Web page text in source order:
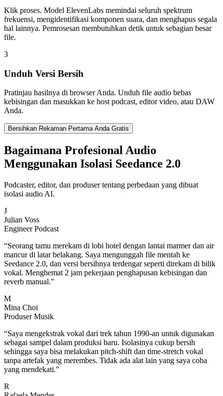
Klik proses. Model ElevenLabs memindai seluruh spektrum
frekuensi, mengidentifikasi komponen suara, dan menghapus segala
hal lainnya. Pemrosesan membutuhkan detik untuk sebagian besar
file.
3
Unduh Versi Bersih
Pratinjau hasilnya di browser Anda. Unduh file audio bebas
kebisingan dan masukkan ke host podcast, editor video, atau DAW
Anda.
Bersihkan Rekaman Pertama Anda Gratis
Bagaimana Profesional Audio
Menggunakan Isolasi Seedance 2.0
Podcaster, editor, dan produser tentang perbedaan yang dibuat
isolasi audio AI.
J
Julian Voss
Engineer Podcast
“Seorang tamu merekam di lobi hotel dengan lantai marmer dan air
mancur di latar belakang. Saya mengunggah file mentah ke
Seedance 2.0, dan versi bersihnya terdengar seperti direkam di bilik
vokal. Menghemat 2 jam pekerjaan penghapusan kebisingan dan
reverb manual.”
M
Mina Choi
Produser Musik
“Saya mengekstrak vokal dari trek tahun 1990-an untuk digunakan
sebagai sampel dalam produksi baru. Isolasinya cukup bersih
sehingga saya bisa melakukan pitch-shift dan time-stretch vokal
tanpa artefak yang merembes. Tidak ada alat lain yang saya coba
yang mendekati.”
R